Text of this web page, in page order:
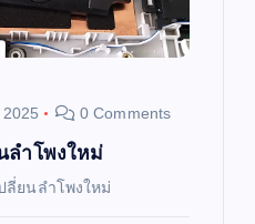
0 Comments
ลำโพงใหม่
ลี่ยนลำโพงใหม่